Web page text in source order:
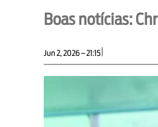
Boas notícias:
Jun 2, 2026 – 21:15|